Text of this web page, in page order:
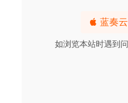
蓝奏云
如浏览本站时遇到
FileMaker Pro Advanced
2020-05-27
Translatium 10.2.1 for